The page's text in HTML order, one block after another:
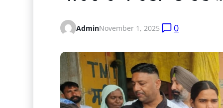
AdminNovember 1, 2025 0